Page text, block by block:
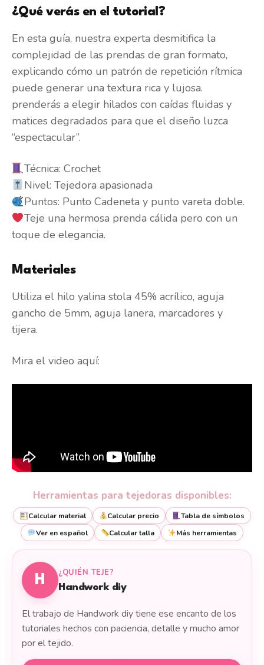
¿Qué verás en el tutorial?
En esta guía, nuestra experta desmitifica la
complejidad de las prendas de gran formato,
explicando cómo un patrón de repetición rítmica
puede generar una textura rica y lujosa.
prenderás a elegir hilados con caídas fluidas y
matices degradados para que el diseño luzca
“espectacular”.
Técnica: Crochet
Nivel: Tejedora apasionada
Puntos: Punto Cadeneta y punto vareta doble.
Teje una hermosa prenda cálida pero con un
toque de elegancia.
Materiales
Utiliza el hilo yalina stola 45% acrílico, aguja
gancho de 5mm, aguja lanera, marcadores y
tijera.
Mira el video aquí:
Herramientas para tejedoras disponibles:
Calcular material Calcular precio
Tabla de símbolos
Ver en español
Calcular talla Más herramientas
H
¿QUIÉN TEJE?
Handwork diy
El trabajo de Handwork diy tiene ese encanto de los
tutoriales hechos con paciencia, detalle y mucho amor
por el tejido.